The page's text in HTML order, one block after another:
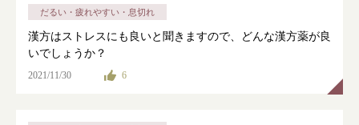
だるい・疲れやすい・息切れ
漢方はストレスにも良いと聞きますので、どんな漢方薬が良
いでしょうか？
2021/11/30 6